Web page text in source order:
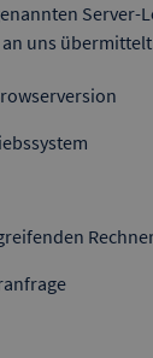
Server-
uns